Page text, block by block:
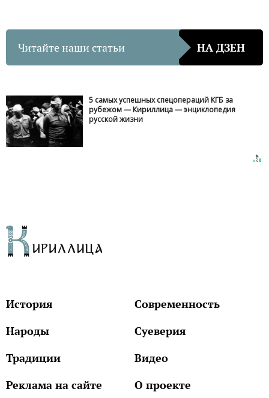
Читайте наши статьи НА ДЗЕН
5 самых успешных спецопераций КГБ за
рубежом — Кириллица — энциклопедия
русской жизни
История
Современность
Народы
Суеверия
Традиции
Видео
Реклама на сайте
О проекте